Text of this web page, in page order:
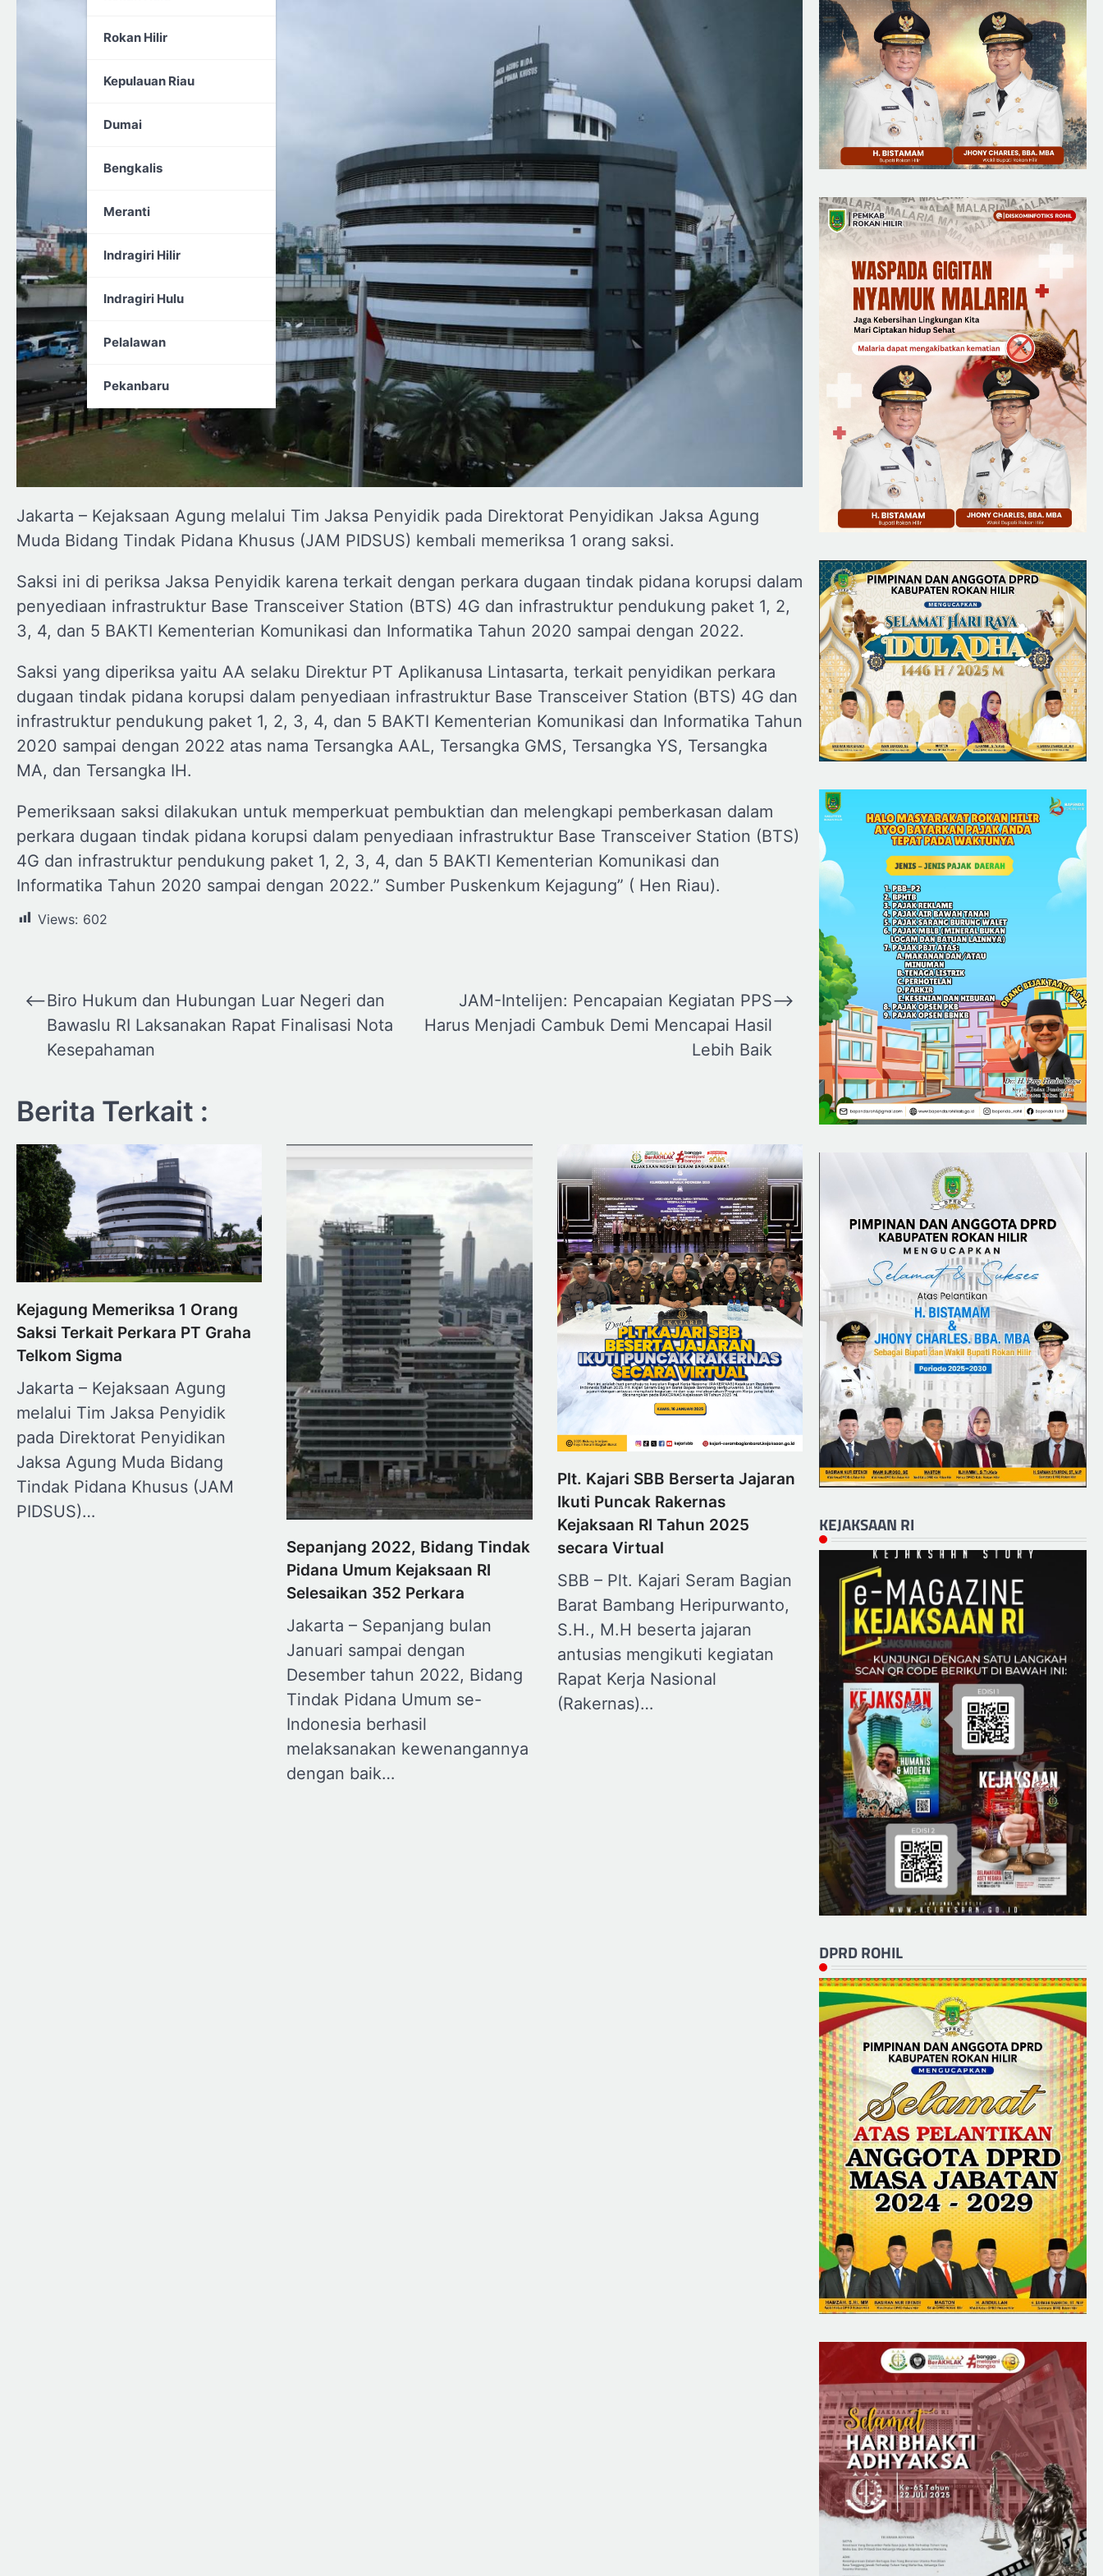
Rokan Hilir
Kepulauan Riau
Dumai
Bengkalis
Meranti
Indragiri Hilir
Indragiri Hulu
Pelalawan
Pekanbaru
Jakarta – Kejaksaan Agung melalui Tim Jaksa Penyidik pada Direktorat Penyidikan Jaksa Agung
Muda Bidang Tindak Pidana Khusus (JAM PIDSUS) kembali memeriksa 1 orang saksi.
Saksi ini di periksa Jaksa Penyidik karena terkait dengan perkara dugaan tindak pidana korupsi dalam
penyediaan infrastruktur Base Transceiver Station (BTS) 4G dan infrastruktur pendukung paket 1, 2,
3, 4, dan 5 BAKTI Kementerian Komunikasi dan Informatika Tahun 2020 sampai dengan 2022.
Saksi yang diperiksa yaitu AA selaku Direktur PT Aplikanusa Lintasarta, terkait penyidikan perkara
dugaan tindak pidana korupsi dalam penyediaan infrastruktur Base Transceiver Station (BTS) 4G dan
infrastruktur pendukung paket 1, 2, 3, 4, dan 5 BAKTI Kementerian Komunikasi dan Informatika Tahun
2020 sampai dengan 2022 atas nama Tersangka AAL, Tersangka GMS, Tersangka YS, Tersangka
MA, dan Tersangka IH.
Pemeriksaan saksi dilakukan untuk memperkuat pembuktian dan melengkapi pemberkasan dalam
perkara dugaan tindak pidana korupsi dalam penyediaan infrastruktur Base Transceiver Station (BTS)
4G dan infrastruktur pendukung paket 1, 2, 3, 4, dan 5 BAKTI Kementerian Komunikasi dan
Informatika Tahun 2020 sampai dengan 2022.” Sumber Puskenkum Kejagung” ( Hen Riau).
Views: 602
Navigasi
pos
⟵Biro Hukum dan Hubungan Luar Negeri dan
Bawaslu RI Laksanakan Rapat Finalisasi Nota
Kesepahaman
JAM-Intelijen: Pencapaian Kegiatan PPS
Harus Menjadi Cambuk Demi Mencapai Hasil
Lebih Baik
⟶
Berita Terkait :
Kejagung Memeriksa 1 Orang
Saksi Terkait Perkara PT Graha
Telkom Sigma
Jakarta – Kejaksaan Agung
melalui Tim Jaksa Penyidik
pada Direktorat Penyidikan
Jaksa Agung Muda Bidang
Tindak Pidana Khusus (JAM
PIDSUS)…
Sepanjang 2022, Bidang Tindak
Pidana Umum Kejaksaan RI
Selesaikan 352 Perkara
Jakarta – Sepanjang bulan
Januari sampai dengan
Desember tahun 2022, Bidang
Tindak Pidana Umum se-
Indonesia berhasil
melaksanakan kewenangannya
dengan baik…
Plt. Kajari SBB Berserta Jajaran
Ikuti Puncak Rakernas
Kejaksaan RI Tahun 2025
secara Virtual
SBB – Plt. Kajari Seram Bagian
Barat Bambang Heripurwanto,
S.H., M.H beserta jajaran
antusias mengikuti kegiatan
Rapat Kerja Nasional
(Rakernas)…
KEJAKSAAN RI
DPRD ROHIL